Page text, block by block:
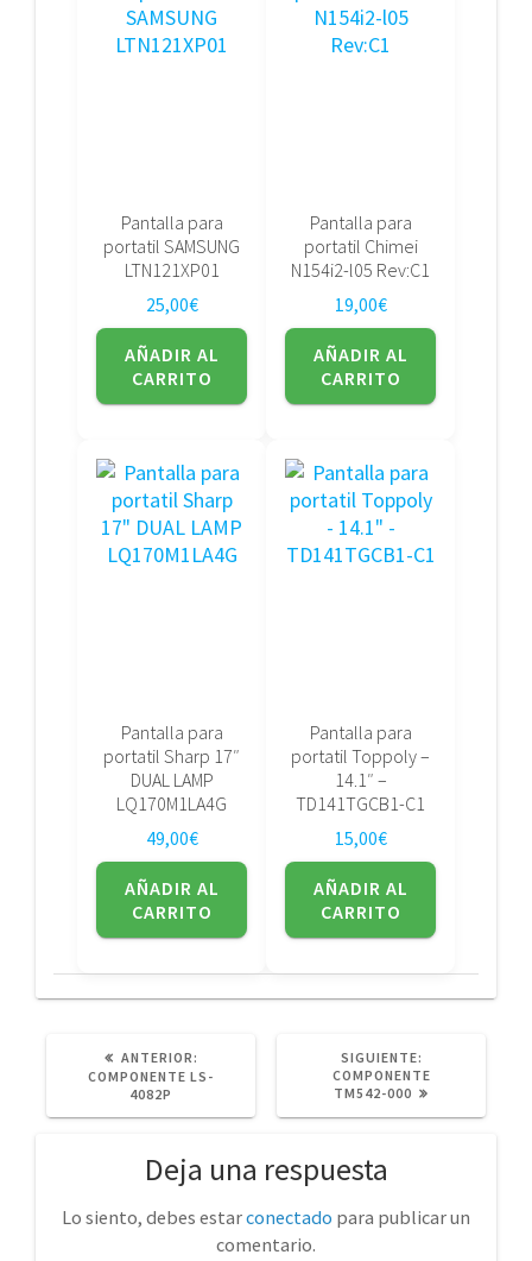
Pantalla para
portatil SAMSUNG
LTN121XP01
25,00€
AÑADIR AL
CARRITO
Pantalla para
portatil Chimei
N154i2-l05 Rev:C1
19,00€
AÑADIR AL
CARRITO
Pantalla para
portatil Sharp 17″
DUAL LAMP
LQ170M1LA4G
49,00€
AÑADIR AL
CARRITO
Pantalla para
portatil Toppoly –
14.1″ –
TD141TGCB1-C1
15,00€
AÑADIR AL
CARRITO
ANTERIOR:
ANTERIOR:
COMPONENTE LS-
4082P
SIGUIENTE:
POST:
COMPONENTE
TM542-000
Deja una respuesta
Lo siento, debes estarconectado para publicar un
comentario.